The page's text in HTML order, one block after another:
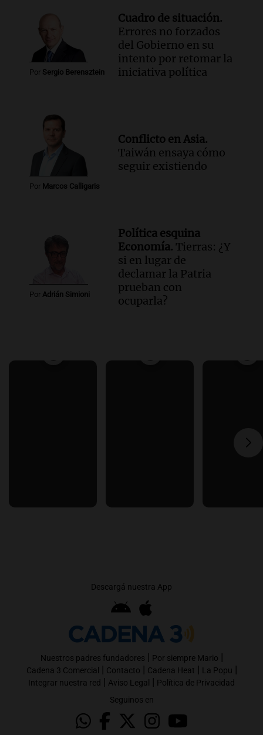
Por Sergio Berensztein
Cuadro de situación.
Errores no forzados
del Gobierno en su
intento por retomar la
iniciativa política
Por Marcos Calligaris
Conflicto en Asia.
Taiwán ensaya cómo
seguir existiendo
Por Adrián Simioni
Política esquina
Economía. Tierras: ¿Y
si en lugar de
declamar la Patria
prueban con
ocuparla?
Descargá nuestra App
Nuestros padres fundadores | Por siempre Mario |
Cadena 3 Comercial | Contacto | Cadena Heat | La Popu |
Integrar nuestra red | Aviso Legal | Política de Privacidad
Seguinos en